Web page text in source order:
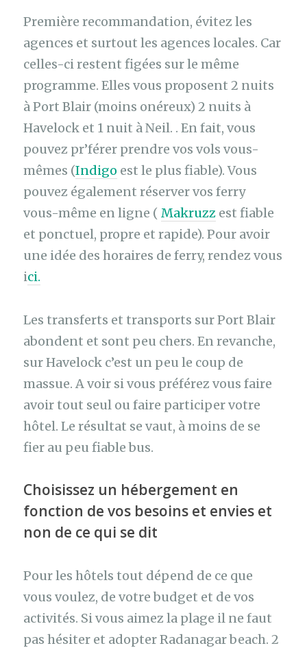
Première recommandation, évitez les
agences et surtout les agences locales. Car
celles-ci restent figées sur le même
programme. Elles vous proposent 2 nuits
à Port Blair (moins onéreux) 2 nuits à
Havelock et 1 nuit à Neil. . En fait, vous
pouvez pr’férer prendre vos vols vous-
mêmes (Indigo est le plus fiable). Vous
pouvez également réserver vos ferry
vous-même en ligne (Makruzz est fiable
et ponctuel, propre et rapide). Pour avoir
une idée des horaires de ferry, rendez vous
ici.
Les transferts et transports sur Port Blair
abondent et sont peu chers. En revanche,
sur Havelock c’est un peu le coup de
massue. A voir si vous préférez vous faire
avoir tout seul ou faire participer votre
hôtel. Le résultat se vaut, à moins de se
fier au peu fiable bus.
Choisissez un hébergement en
fonction de vos besoins et envies et
non de ce qui se dit
Pour les hôtels tout dépend de ce que
vous voulez, de votre budget et de vos
activités. Si vous aimez la plage il ne faut
pas hésiter et adopter Radanagar beach. 2